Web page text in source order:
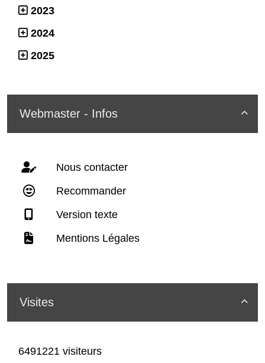
2023
2024
2025

Webmaster - Infos
Nous contacter
Recommander
Version texte
Mentions Légales

Visites
6491221 visiteurs